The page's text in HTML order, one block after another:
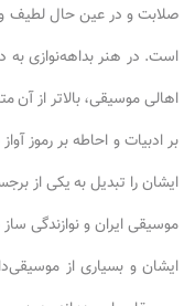
صلابت و در عین حال لطیف و
است. در هنر بداهه‌نوازی به
اهالی موسیقی، بالاتر از
بر ادبیات و احاطه بر رموز
ایشان را تبدیل به یکی از
موسیقی ایران و نوازندگی
ایشان و بسیاری از